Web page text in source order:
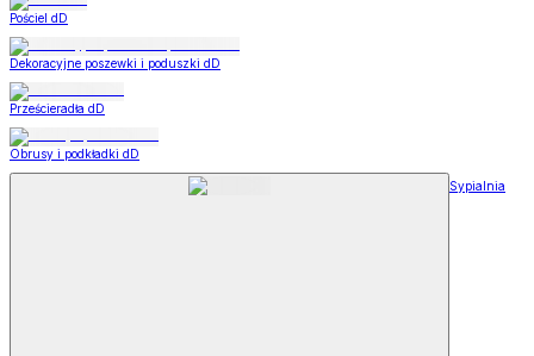
Pościel dD
Dekoracyjne poszewki i poduszki dD
Prześcieradła dD
Obrusy i podkładki dD
Sypialnia